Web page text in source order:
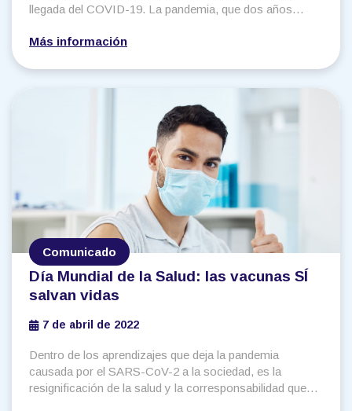
llegada del COVID-19. La pandemia, que dos años
llegó para desafiar las dinámicas sociales, económicas
Más información
Comunicado
Día Mundial de la Salud: las vacunas SÍ
salvan vidas
7 de abril de 2022
Dentro de los aprendizajes que deja la pandemia
causada por el SARS-CoV-2 a la sociedad, es la
resignificación de la salud y la corresponsabilidad que